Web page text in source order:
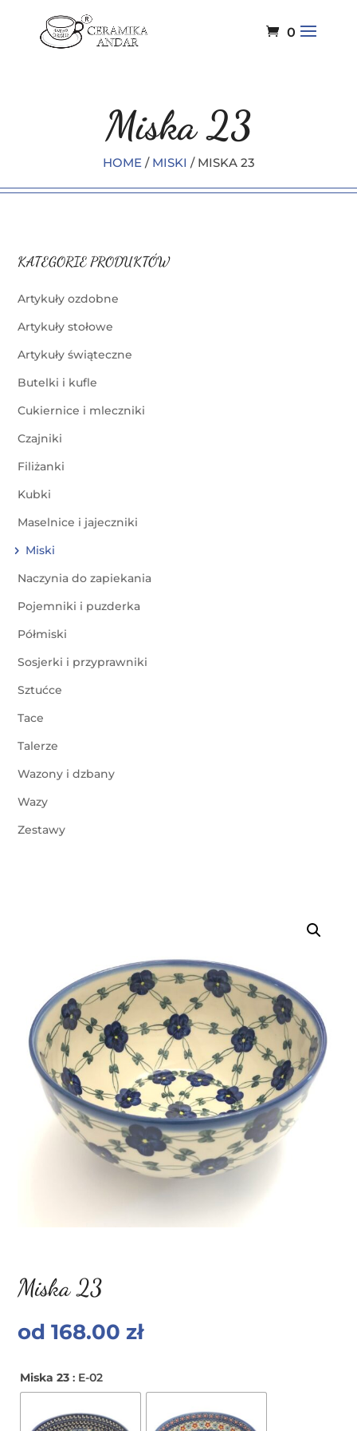
0
Miska 23
HOME/ MISKI / MISKA 23
KATEGORIE PRODUKTÓW
Artykuły ozdobne
Artykuły stołowe
Artykuły świąteczne
Butelki i kufle
Cukiernice i mleczniki
Czajniki
Filiżanki
Kubki
Maselnice i jajeczniki
Miski
Naczynia do zapiekania
Pojemniki i puzderka
Półmiski
Sosjerki i przyprawniki
Sztućce
Tace
Talerze
Wazony i dzbany
Wazy
Zestawy
Miska 23
od168.00 zł
Miska 23 : E-02